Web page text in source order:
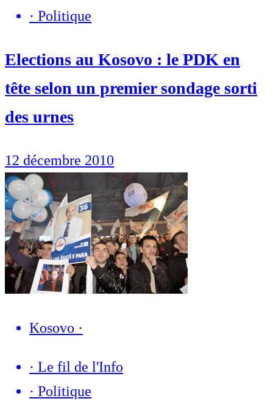
· Politique
Elections au Kosovo : le PDK en
tête selon un premier sondage sorti
des urnes
12 décembre 2010
Kosovo ·
· Le fil de l'Info
· Politique